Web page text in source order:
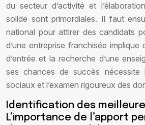
du secteur d’activité et
solide sont primordiales. Il faut
national pour attirer des candidats
d’une entreprise franchisée
d’entrée et la recherche d’une
ses chances de succès nécessite
sociaux et l’examen rigoureux des
Identification des
L’importance de l’apport